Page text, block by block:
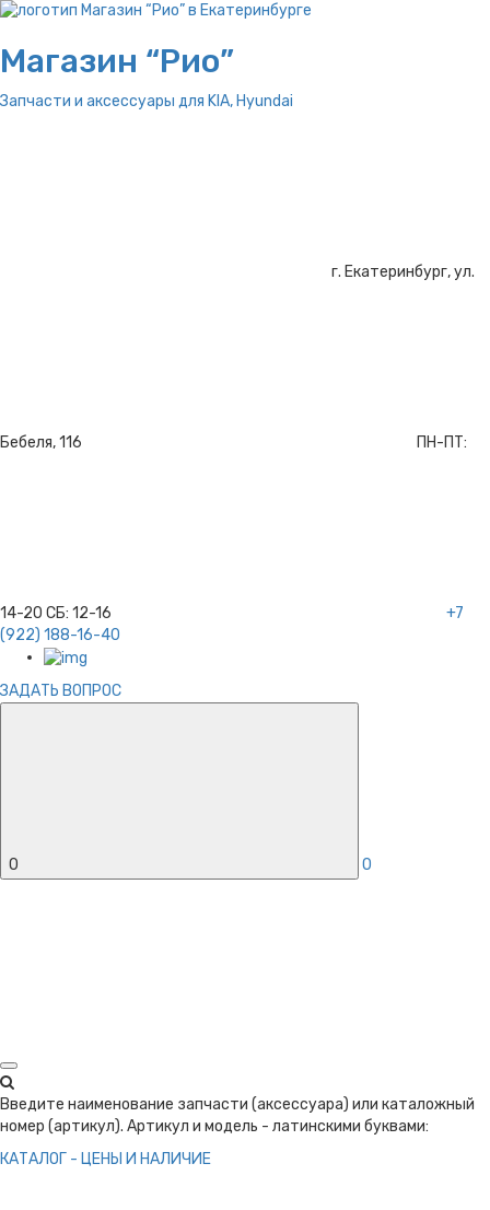
Магазин “Рио”
Запчасти и аксессуары для KIA, Hyundai
г. Екатеринбург, ул.
Бебеля, 116 ПН-ПТ:
14-20 СБ: 12-16
+7
(922) 188-16-40
ЗАДАТЬ ВОПРОС
0 0
Введите наименование запчасти (аксессуара) или каталожный
номер (артикул). Артикул и модель - латинскими буквами:
КАТАЛОГ - ЦЕНЫ И НАЛИЧИЕ